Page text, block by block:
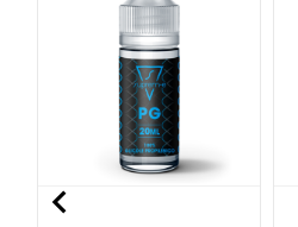
